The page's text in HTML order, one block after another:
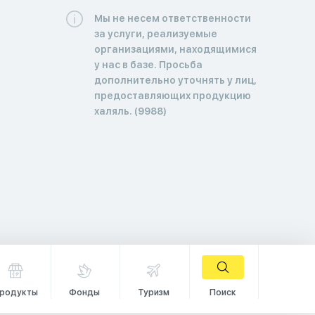
Мы не несем ответственности
за услуги, реализуемые
организациями, находящимися
у нас в базе. Просьба
дополнительно уточнять у лиц,
предоставляющих продукцию
халяль. (9988)
Фонды Туризм Поиск